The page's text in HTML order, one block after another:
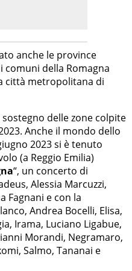
anche le province
della Romagna
città metropolitana di
delle zone colpite
Anche il mondo dello
2023 si è tenuto
(a Reggio Emilia)
“, un concerto di
Alessia Marcuzzi,
Fagnani e con la
Andrea Bocelli, Elisa,
Irama, Luciano Ligabue,
Morandi, Negramaro,
Salmo, Tananai e